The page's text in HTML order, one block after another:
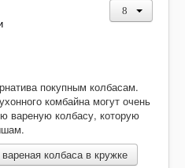
покупным колбасам.
комбайна могут очень
вареную колбасу, которую
колбаса в кружке